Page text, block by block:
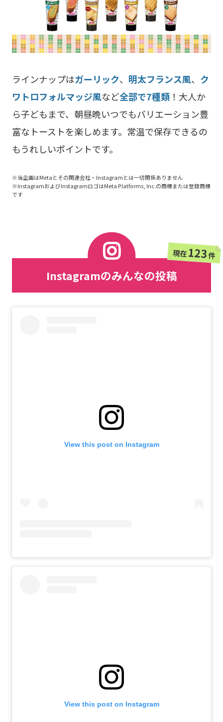
ラインナップはガーリック、 明太フランス風、 ク
ワトロフォルマッジ風など全部で7種類！大人か
ら子どもまで、朝昼晩いつでもバリエーション豊
富なトーストを楽しめます。常温で保存できるの
もうれしいポイントです。
※当企画はMetaとその関連会社・Instagramとは一切関係ありません
※InstagramおよびInstagramロゴはMeta Platforms, Inc.の商標または登録商標
です
Instagramのみんなの投稿
現在123件
View this post on Instagram
View this post on Instagram